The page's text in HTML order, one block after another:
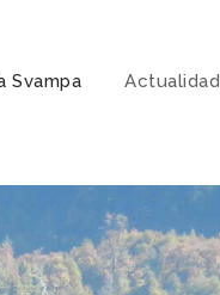
Svampa Actualidad